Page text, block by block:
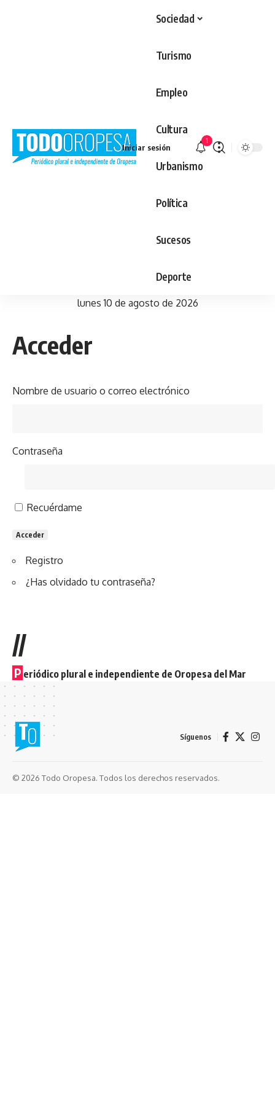
Sociedad
Turismo
Empleo
Cultura
Urbanismo
Política
Sucesos
Deporte
Iniciar sesión
1
lunes 10 de agosto de 2026
Acceder
Nombre de usuario o correo electrónico
Contraseña
Recuérdame
Acceder
Registro
¿Has olvidado tu contraseña?
//
P eriódico plural e independiente de Oropesa del Mar
Síguenos
© 2026 Todo Oropesa. Todos los derechos reservados.